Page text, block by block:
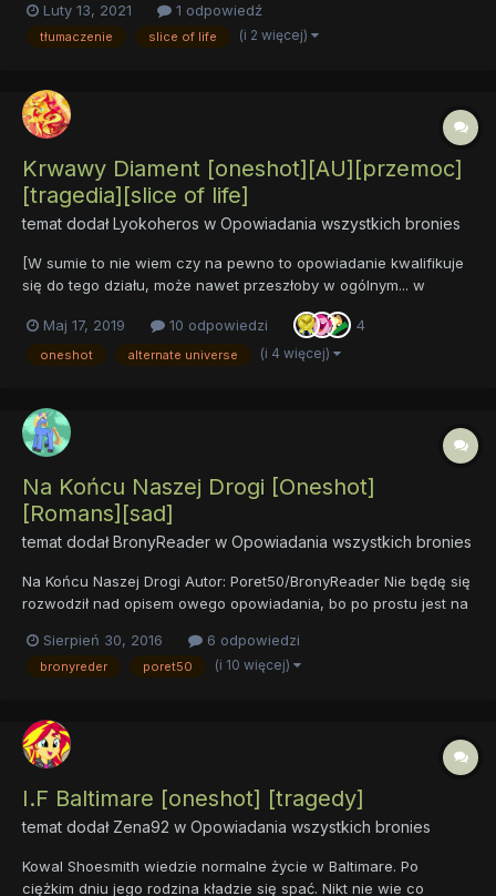
znacznego wpływu na resztę twórczości AuroryDawn. To
właśnie tam pojawia się po raz pierwszy Cloud Cover, którą
Luty 13, 2021 1 odpowiedź
tłumaczenie slice of life (i 2 więcej)
Krwawy Diament [oneshot][AU][przemoc]
[tragedia][slice of life]
temat dodałLyokoheros w Opowiadania wszystkich bronies
[W sumie to nie wiem czy na pewno to opowiadanie kwalifikuje
się do tego działu, może nawet przeszłoby w ogólnym... w
każdym razie małe ostrzeżenia co do treści:] Drugie (po "Moja
opiekunka jest wapirem!") opowiadanie z "wampirzej "Equestrii"
(inspirowanym serią komiksów "Dostosowując s...
Maj 17, 2019 10 odpowiedzi 4
oneshot alternate universe (i 4 więcej)
Na Końcu Naszej Drogi [Oneshot]
[Romans][sad]
temat dodałBronyReader w Opowiadania wszystkich bronies
Na Końcu Naszej Drogi Autor: Poret50/BronyReader Nie będę się
rozwodził nad opisem owego opowiadania, bo po prostu jest na
powiedziałbyś swojej ukochanej czy też ukochanemu, gdybyś
wiedział/a że za pięć minut...
Sierpień 30, 2016 6 odpowiedzi
bronyreder poret50 (i 10 więcej)
I.F Baltimare [oneshot] [tragedy]
temat dodał Zena92 w Opowiadania wszystkich bronies
Kowal Shoesmith wiedzie normalne życie w Baltimare. Po
ciężkim dniu jego rodzina kładzie się spać. Nikt nie wie co